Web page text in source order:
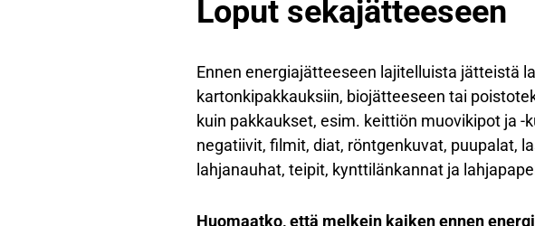
Loput sekajätteeseen
Ennen energiajätteeseen lajitelluista jätteistä
kartonkipakkauksiin, biojätteeseen tai
kuin pakkaukset, esim. keittiön muovikipot ja
negatiivit, filmit, diat, röntgenkuvat, puupalat,
lahjanauhat, teipit, kynttilänkannat ja
Huomaatko, että melkein kaiken ennen